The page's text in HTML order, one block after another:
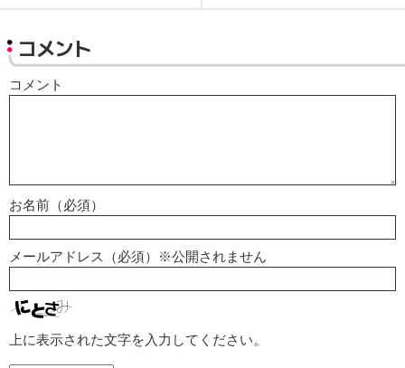
コメント
コメント
お名前（必須）
メールアドレス（必須）※公開されません
上に表示された文字を入力してください。